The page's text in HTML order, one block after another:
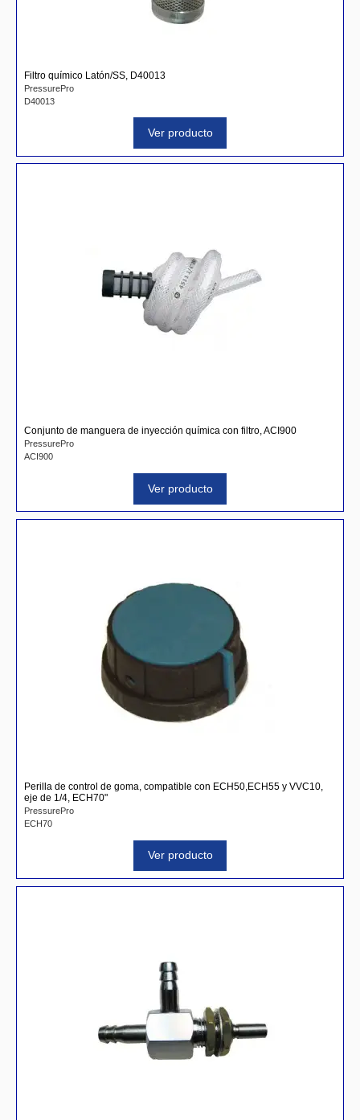
Filtro quí­mico Latón/SS, D40013
PressurePro
D40013
Ver producto
Conjunto de manguera de inyección quí­mica con filtro, ACI900
PressurePro
ACI900
Ver producto
Perilla de control de goma, compatible con ECH50,ECH55 y VVC10,
eje de 1/4, ECH70"
PressurePro
ECH70
Ver producto